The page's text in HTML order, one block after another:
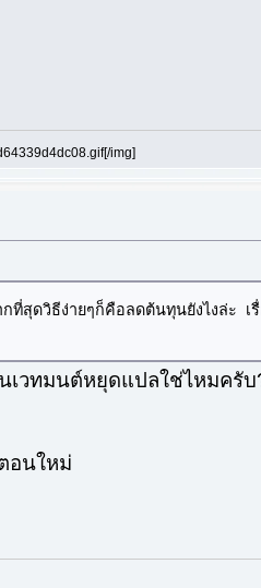
img]
สุดวิธีง่ายๆก็คือลดต้นทุนยังไงล่ะ เ
เวทมนต์หยุดแปลใช่ไหมครับ
อนใหม่